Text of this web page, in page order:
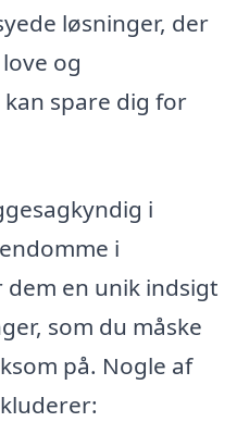
løsninger, der
og
spare dig for
i
i
en unik indsigt
som du måske
på. Nogle af